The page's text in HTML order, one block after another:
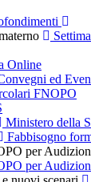
Online
ed
FNOPO
Ministero della
Fabbisogno
per
per